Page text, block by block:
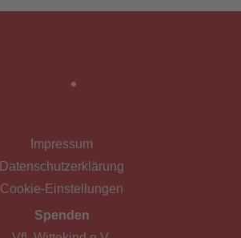
Impressum
Datenschutzerklärung
Cookie-Einstellungen
Spenden